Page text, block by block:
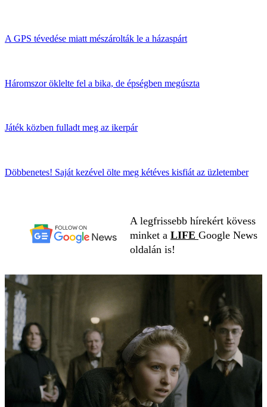
A GPS tévedése miatt mészárolták le a házaspárt
Háromszor öklelte fel a bika, de épségben megúszta
Játék közben fulladt meg az ikerpár
Döbbenetes! Saját kezével ölte meg kétéves kisfiát az üzletember
A legfrissebb hírekért kövess
minket a LIFE Google News
oldalán is!